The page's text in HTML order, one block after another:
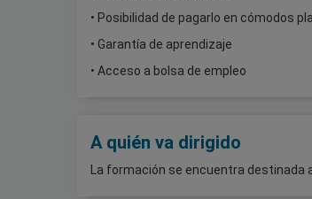
• Posibilidad de pagarlo en cómodos
• Garantía de aprendizaje
• Acceso a bolsa de empleo
A quién va dirigido
La formación se encuentra